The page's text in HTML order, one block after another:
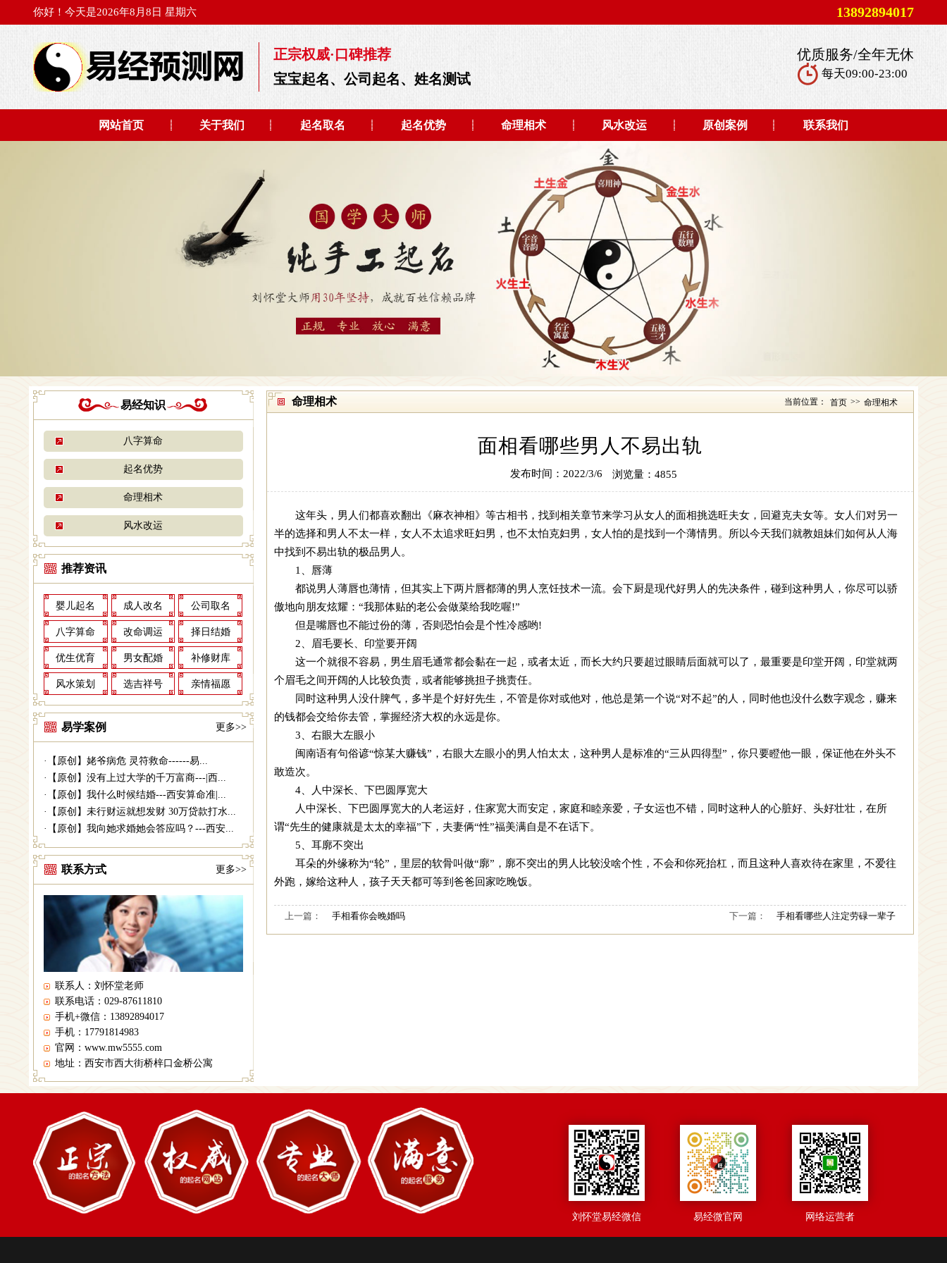
你好！今天是2026年8月8日 星期六 13892894017
正宗权威·口碑推荐
宝宝起名、公司起名、姓名测试
优质服务/全年无休
每天09:00-23:00
网站首页 关于我们 起名取名 起名优势 命理相术 风水改运 原创案例 联系我们
易经知识
八字算命
起名优势
命理相术
风水改运
推荐资讯
婴儿起名 成人改名 公司取名
八字算命 改命调运 择日结婚
优生优育 男女配婚 补修财库
风水策划 选吉祥号 亲情福愿
易学案例 更多>>
·
【原创】姥爷病危 灵符救命------易...
·
【原创】没有上过大学的千万富商---|西...
·
【原创】我什么时候结婚---西安算命准|...
·
【原创】未行财运就想发财 30万贷款打水...
·
【原创】我向她求婚她会答应吗？---西安...
联系方式 更多>>
联系人：刘怀堂老师
联系电话：029-87611810
手机+微信：13892894017
手机：17791814983
官网：www.mw5555.com
地址：西安市西大街桥梓口金桥公寓
命理相术 当前位置： 首页 >> 命理相术
面相看哪些男人不易出轨
发布时间：2022/3/6 浏览量：4855
这年头，男人们都喜欢翻出《麻衣神相》等古相书，找到相关章节来学习从女人的面相挑选旺夫女，回避克夫女等。女人们对另一
半的选择和男人不太一样，女人不太追求旺妇男，也不太怕克妇男，女人怕的是找到一个薄情男。所以今天我们就教姐妹们如何从人海
中找到不易出轨的极品男人。
1、唇薄
都说男人薄唇也薄情，但其实上下两片唇都薄的男人烹饪技术一流。会下厨是现代好男人的先决条件，碰到这种男人，你尽可以骄
傲地向朋友炫耀：“我那体贴的老公会做菜给我吃喔!”
但是嘴唇也不能过份的薄，否则恐怕会是个性冷感哟!
2、眉毛要长、印堂要开阔
这一个就很不容易，男生眉毛通常都会黏在一起，或者太近，而长大约只要超过眼睛后面就可以了，最重要是印堂开阔，印堂就两
个眉毛之间开阔的人比较负责，或者能够挑担子挑责任。
同时这种男人没什脾气，多半是个好好先生，不管是你对或他对，他总是第一个说“对不起”的人，同时他也没什么数字观念，赚来
的钱都会交给你去管，掌握经济大权的永远是你。
3、右眼大左眼小
闽南语有句俗谚“惊某大赚钱”，右眼大左眼小的男人怕太太，这种男人是标准的“三从四得型”，你只要瞪他一眼，保证他在外头不
敢造次。
4、人中深长、下巴圆厚宽大
人中深长、下巴圆厚宽大的人老运好，住家宽大而安定，家庭和睦亲爱，子女运也不错，同时这种人的心脏好、头好壮壮，在所
谓“先生的健康就是太太的幸福”下，夫妻俩“性”福美满自是不在话下。
5、耳廓不突出
耳朵的外缘称为“轮”，里层的软骨叫做“廓”，廓不突出的男人比较没啥个性，不会和你死抬杠，而且这种人喜欢待在家里，不爱往
外跑，嫁给这种人，孩子天天都可等到爸爸回家吃晚饭。
上一篇： 手相看你会晚婚吗 下一篇： 手相看哪些人注定劳碌一辈子
刘怀堂易经微信 易经微官网 网络运营者